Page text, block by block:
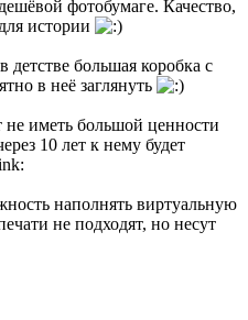
фотобумаге. Качество,
истории
большая коробка с
в неё заглянуть
иметь большой ценности
10 лет к нему будет
наполнять виртуальную
не подходят, но несут